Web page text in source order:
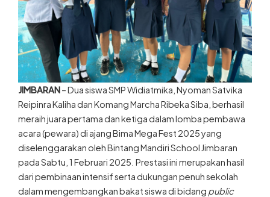
JIMBARAN– Dua siswa SMP Widiatmika, Nyoman Satvika
Reipinra Kaliha dan Komang Marcha Ribeka Siba, berhasil
meraih juara pertama dan ketiga dalam lomba pembawa
acara (pewara) di ajang Bima Mega Fest 2025 yang
diselenggarakan oleh Bintang Mandiri School Jimbaran
pada Sabtu, 1 Februari 2025. Prestasi ini merupakan hasil
dari pembinaan intensif serta dukungan penuh sekolah
dalam mengembangkan bakat siswa di bidang public